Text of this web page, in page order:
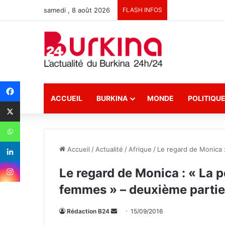
samedi , 8 août 2026 FLASH INFOS
ACCUEIL BURKINA MONDE POLITIQUE
Accueil / Actualité / Afrique / Le regard de Monica
Le regard de Monica : « La
femmes » – deuxième partie
Rédaction B24 15/09/2016